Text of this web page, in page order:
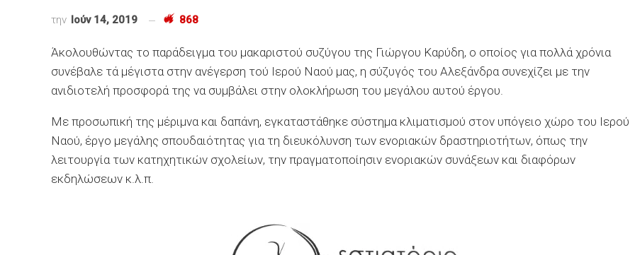
την Ιούν 14, 2019 868
Άκολουθώντας το παράδειγμα του μακαριστού συζύγου της Γιώργου Καρύδη, ο οποίος για πολλά χρόνια
συνέβαλε τά μέγιστα στην ανέγερση τού Ιερού Ναού μας, η σύζυγός του Αλεξάνδρα συνεχίζει με την
ανιδιοτελή προσφορά της να συμβάλει στην ολοκλήρωση του μεγάλου αυτού έργου.
Με προσωπική της μέριμνα και δαπάνη, εγκαταστάθηκε σύστημα κλιματισμού στον υπόγειο χώρο του Ιερού
Ναού, έργο μεγάλης σπουδαιότητας για τη διευκόλυνση των ενοριακών δραστηριοτήτων, όπως την
λειτουργία των κατηχητικών σχολείων, την πραγματοποίησιν ενοριακών συνάξεων και διαφόρων
εκδηλώσεων κ.λ.π.